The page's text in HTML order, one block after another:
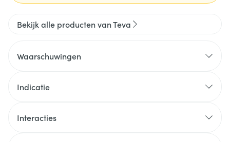
Bekijk alle producten van Teva
Waarschuwingen
Indicatie
Interacties